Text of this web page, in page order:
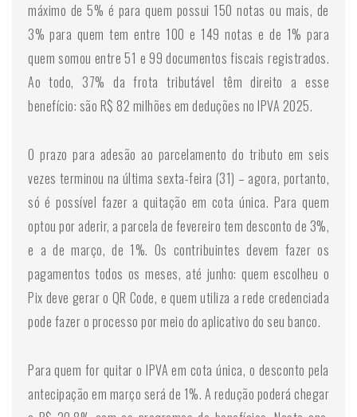
máximo de 5% é para quem possui 150 notas ou mais, de
3% para quem tem entre 100 e 149 notas e de 1% para
quem somou entre 51 e 99 documentos fiscais registrados.
Ao todo, 37% da frota tributável têm direito a esse
benefício: são R$ 82 milhões em deduções no IPVA 2025.
O prazo para adesão ao parcelamento do tributo em seis
vezes terminou na última sexta-feira (31) – agora, portanto,
só é possível fazer a quitação em cota única. Para quem
optou por aderir, a parcela de fevereiro tem desconto de 3%,
e a de março, de 1%. Os contribuintes devem fazer os
pagamentos todos os meses, até junho: quem escolheu o
Pix deve gerar o QR Code, e quem utiliza a rede credenciada
pode fazer o processo por meio do aplicativo do seu banco.
Para quem for quitar o IPVA em cota única, o desconto pela
antecipação em março será de 1%. A redução poderá chegar